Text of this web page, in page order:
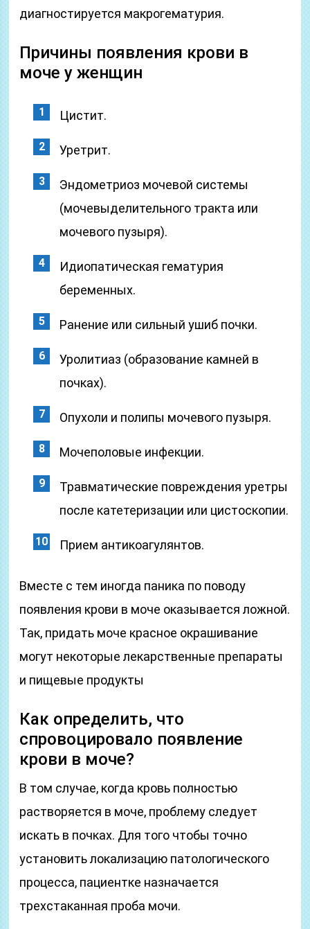
диагностируется макрогематурия.
Причины появления крови в
моче у женщин
Цистит.
Уретрит.
Эндометриоз мочевой системы
(мочевыделительного тракта или
мочевого пузыря).
Идиопатическая гематурия
беременных.
Ранение или сильный ушиб почки.
Уролитиаз (образование камней в
почках).
Опухоли и полипы мочевого пузыря.
Мочеполовые инфекции.
Травматические повреждения уретры
после катетеризации или цистоскопии.
Прием антикоагулянтов.
Вместе с тем иногда паника по поводу
появления крови в моче оказывается ложной.
Так, придать моче красное окрашивание
могут некоторые лекарственные препараты
и пищевые продукты
Как определить, что
спровоцировало появление
крови в моче?
В том случае, когда кровь полностью
растворяется в моче, проблему следует
искать в почках. Для того чтобы точно
установить локализацию патологического
процесса, пациентке назначается
трехстаканная проба мочи.